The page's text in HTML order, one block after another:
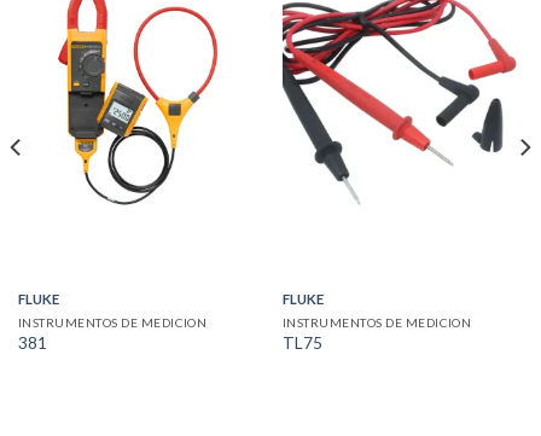
FLUKE
INSTRUMENTOS DE MEDICION
381
FLUKE
INSTRUMENTOS DE MEDICION
TL75